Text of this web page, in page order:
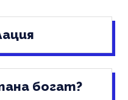
богат?